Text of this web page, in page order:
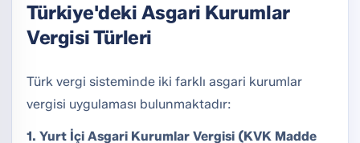
Türkiye'deki Asgari Kurumlar
Vergisi Türleri
Türk vergi sisteminde iki farklı asgari kurumlar
vergisi uygulaması bulunmaktadır:
1. Yurt İçi Asgari Kurumlar Vergisi (KVK Madde